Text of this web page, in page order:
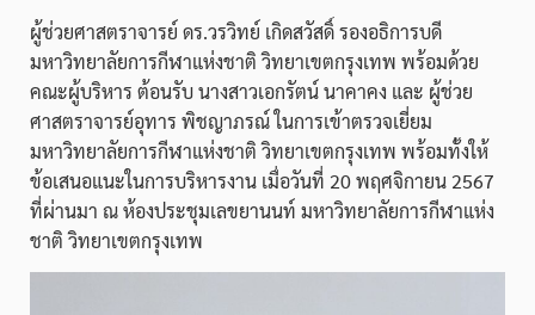
ผู้ช่วยศาสตราจารย์ ดร.วรวิทย์ เกิดสวัสดิ์ รองอธิการบดี
มหาวิทยาลัยการกีฬาแห่งชาติ วิทยาเขตกรุงเทพ พร้อมด้วย
คณะผู้บริหาร ต้อนรับ นางสาวเอกรัตน์ นาคาคง และ ผู้ช่วย
ศาสตราจารย์อุทาร พิชญาภรณ์ ในการเข้าตรวจเยี่ยม
มหาวิทยาลัยการกีฬาแห่งชาติ วิทยาเขตกรุงเทพ พร้อมทั้งให้
ข้อเสนอแนะในการบริหารงาน เมื่อวันที่ 20 พฤศจิกายน 2567
ที่ผ่านมา ณ ห้องประชุมเลขยานนท์ มหาวิทยาลัยการกีฬาแห่ง
ชาติ วิทยาเขตกรุงเทพ